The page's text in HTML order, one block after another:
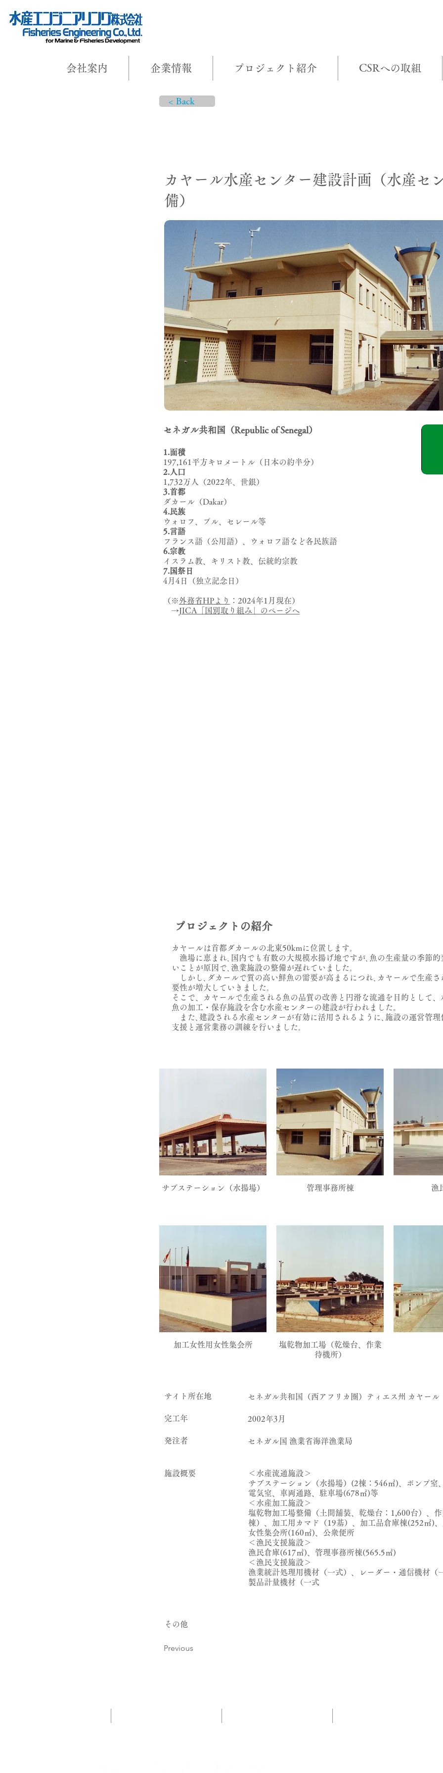
会社案内 企業情報 プロジェクト紹介 CSRへの取組
< Back
カヤール水産センター建設計画（水産セ
備）
セネガル共和国（Republic of Senegal）
1.面積
197,161平方キロメートル（日本の約半分）
2.人口
1,732万人（2022年、世銀）
3.首都
ダカール（Dakar）
4.民族
ウォロフ、プル、セレール等
5.言語
フランス語（公用語）、ウォロフ語など各民族語
6.宗教
イスラム教、キリスト教、伝統的宗教
7.国祭日
4月4日（独立記念日）
（※外務省HPより
：2024年1月現在）
→JICA「国別取り組み」のページへ
プロジェクトの紹介
カヤールは首都ダカールの北東50kmに位置します｡
漁場に恵まれ､国内でも有数の大規模水揚げ地ですが､魚の生産量の季節的
いことが原因で､漁業施設の整備が遅れていました｡
しかし､ダカールで質の高い鮮魚の需要が高まるにつれ､カヤールで生産さ
要性が増大していきました｡
そこで、カヤールで生産される魚の品質の改善と円滑な流通を目的として、
魚の加工・保存施設を含む水産センターの建設が行われました。
また､建設される水産センターが有効に活用されるように､施設の運営管理
支援と運営業務の訓練を行いました｡
サブステーション（水揚場） 管理事務所棟 漁
加工女性用女性集会所
塩乾物加工場（乾燥台、作業
待機所）
サイト所在地 セネガル共和国（西アフリカ圏）ティエス州 カヤール
完工年 2002年3月
発注者 セネガル国 漁業省海洋漁業局
​施設概要
＜水産流通施設＞
サブステーション（水揚場）(2棟：546㎡)、ポンプ室
電気室、車両通路、駐車場(678㎡)等
＜水産加工施設＞
塩乾物加工場整備（土間舗装、乾燥台：1,600台）、
棟）、加工用カマド（19基）、加工品倉庫棟(252㎡)
女性集会所(160㎡)、公衆便所
＜漁民支援施設＞
漁民倉庫(617㎡)、管理事務所棟(565.5㎡)
＜漁民支援施設＞
漁業統計処理用機材（一式）、レーダー・通信機材（
製品計量機材（一式
その他
Previous